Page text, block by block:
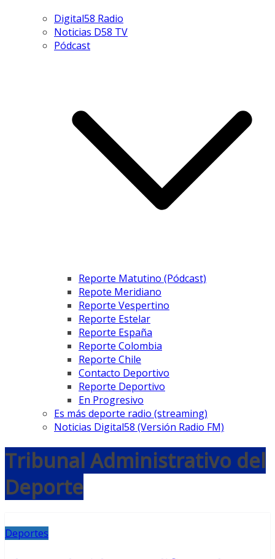
Digital58 Radio
Noticias D58 TV
Pódcast
Reporte Matutino (Pódcast)
Repote Meridiano
Reporte Vespertino
Reporte Estelar
Reporte España
Reporte Colombia
Reporte Chile
Contacto Deportivo
Reporte Deportivo
En Progresivo
Es más deporte radio (streaming)
Noticias Digital58 (Versión Radio FM)
Tribunal Administrativo del
Deporte
Deportes